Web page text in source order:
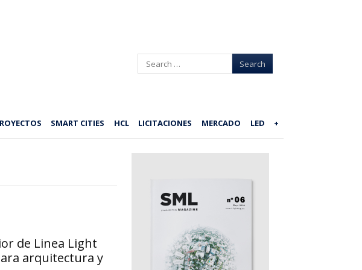
Search
SMART CITIES HCL LICITACIONES MERCADO LED +
de Linea Light
arquitectura y